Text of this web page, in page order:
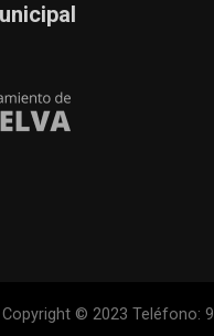
Copyright © 2023 Teléfono: